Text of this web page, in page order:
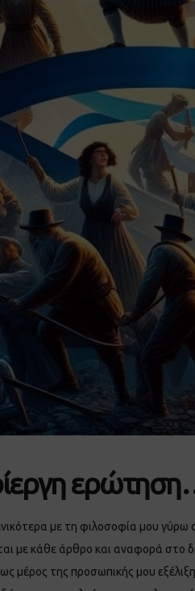
με τη φιλοσοφία μου γύρω
με κάθε άρθρο και αναφορά στο
της προσωπικής μου